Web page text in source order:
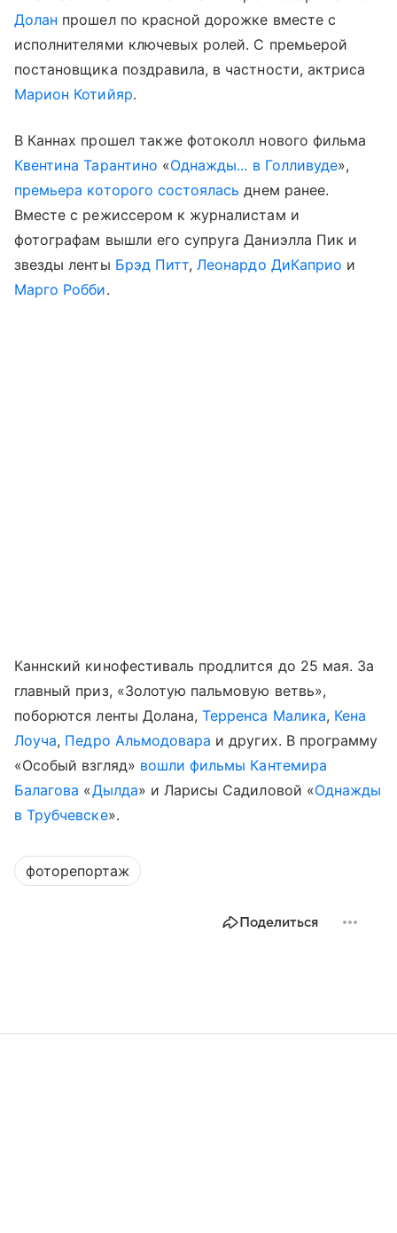
Долан прошел по красной дорожке вместе с
исполнителями ключевых ролей. С премьерой
постановщика поздравила, в частности, актриса
Марион Котийяр.
В Каннах прошел также фотоколл нового фильма
Квентина Тарантино «Однажды... в Голливуде»,
премьера которого состоялась днем ранее.
Вместе с режиссером к журналистам и
фотографам вышли его супруга Даниэлла Пик и
звезды ленты Брэд Питт,Леонардо ДиКаприо и
Марго Робби.
Каннский кинофестиваль продлится до 25 мая. За
главный приз, «Золотую пальмовую ветвь»,
поборются ленты Долана,Терренса Малика, Кена
Лоуча, Педро Альмодовара и других. В программу
«Особый взгляд» вошли фильмы Кантемира
Балагова «Дылда» и Ларисы Садиловой «Однажды
в Трубчевске».
фоторепортаж
Поделиться